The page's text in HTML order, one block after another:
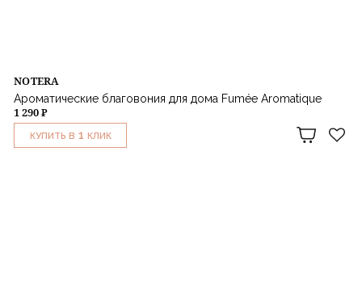
NOTERA
Ароматические благовония для дома Fumée Aromatique
1 290 ₽
КУПИТЬ В 1 КЛИК